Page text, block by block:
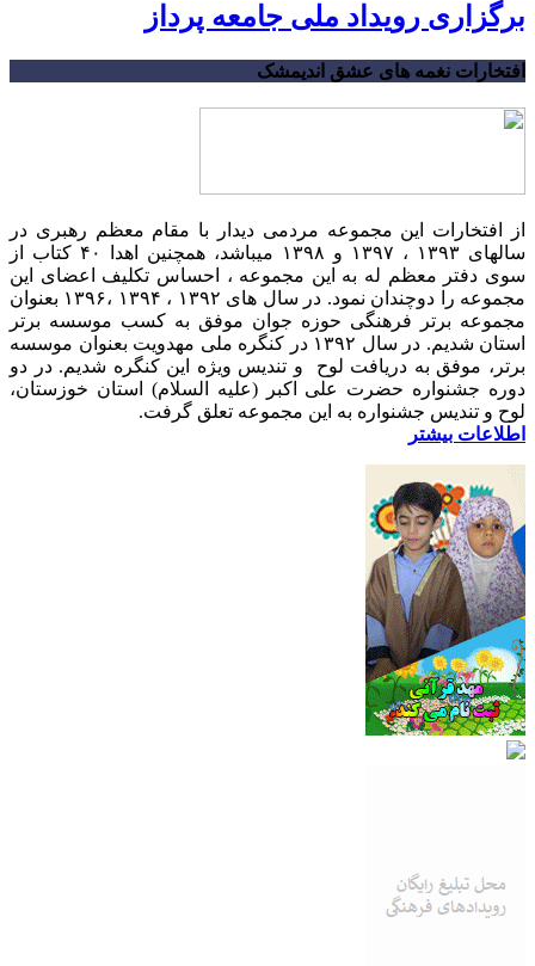
برگزاری رویداد ملی جامعه پرداز
افتخارات نغمه های عشق اندیمشک
از افتخارات این مجموعه مردمی دیدار با مقام معظم رهبری در
سالهای ۱۳۹۳ ، ۱۳۹۷ و ۱۳۹۸ میباشد، همچنین اهدا ۴۰ کتاب از
سوی دفتر معظم له به این مجموعه ، احساس تکلیف اعضای این
مجموعه را دوچندان نمود. در سال های ۱۳۹۲ ، ۱۳۹۴ ،۱۳۹۶ بعنوان
مجموعه برتر فرهنگی حوزه جوان موفق به کسب موسسه برتر
استان شدیم. در سال ۱۳۹۲ در کنگره ملی مهدویت بعنوان موسسه
برتر، موفق به دریافت لوح و تندیس ویژه این کنگره شدیم. در دو
دوره جشنواره حضرت علی اکبر (علیه السلام) استان خوزستان،
لوح و تندیس جشنواره به این مجموعه تعلق گرفت.
اطلاعات بیشتر